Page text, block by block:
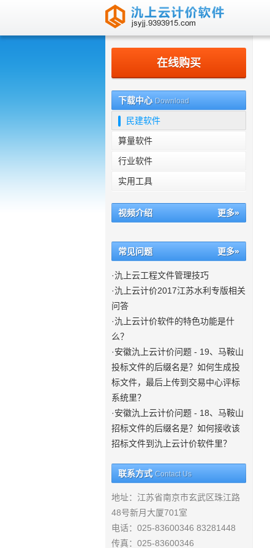
南京氿上信息科技有限公司
在线购买
下载中心 Download
民建软件
算量软件
行业软件
实用工具
更多»
视频介绍
更多»
常见问题
·氿上云工程文件管理技巧
·氿上云计价2017江苏水利专版相关
问答
·氿上云计价软件的特色功能是什
么？
·安徽氿上云计价问题 - 19、马鞍山
投标文件的后缀名是？如何生成投
标文件，最后上传到交易中心评标
系统里？
·安徽氿上云计价问题 - 18、马鞍山
招标文件的后缀名是？如何接收该
招标文件到氿上云计价软件里？
联系方式 Contact Us
地址：江苏省南京市玄武区珠江路
48号新月大厦701室
电话：025-83600346 83281448
传真：025-83600346